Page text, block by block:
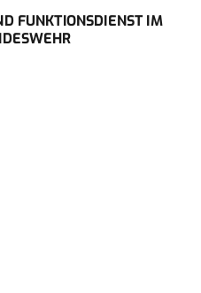
FUNKTIONSDIENST IM